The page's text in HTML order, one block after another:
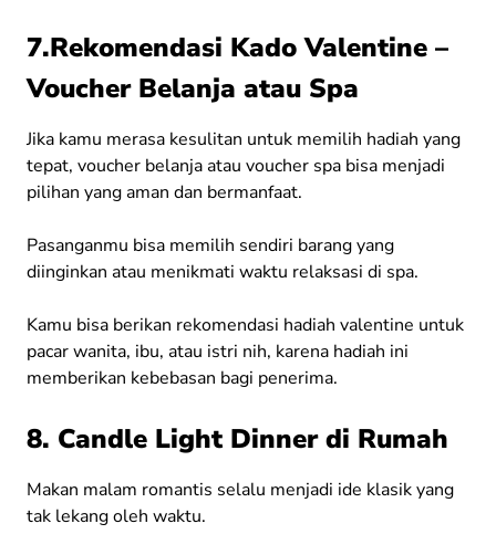
7.Rekomendasi Kado Valentine –
Voucher Belanja atau Spa
Jika kamu merasa kesulitan untuk memilih hadiah yang
tepat, voucher belanja atau voucher spa bisa menjadi
pilihan yang aman dan bermanfaat.
Pasanganmu bisa memilih sendiri barang yang
diinginkan atau menikmati waktu relaksasi di spa.
Kamu bisa berikan rekomendasi hadiah valentine untuk
pacar wanita, ibu, atau istri nih, karena hadiah ini
memberikan kebebasan bagi penerima.
8. Candle Light Dinner di Rumah
Makan malam romantis selalu menjadi ide klasik yang
tak lekang oleh waktu.